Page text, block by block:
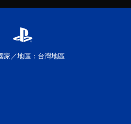
家／地區：台灣地區